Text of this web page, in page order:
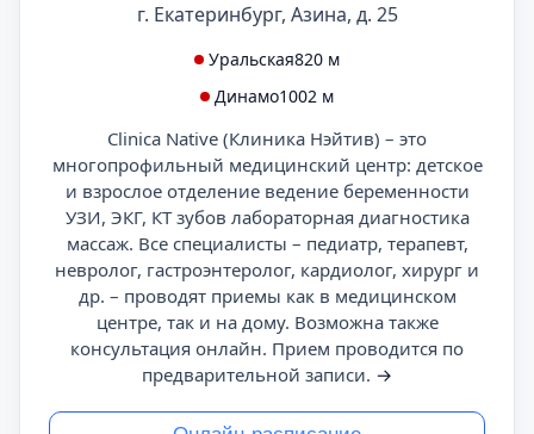
г. Екатеринбург, Азина, д. 25
Уральская820 м
Динамо1002 м
Clinica Native (Клиника Нэйтив) – это
многопрофильный медицинский центр: детское
и взрослое отделение ведение беременности
УЗИ, ЭКГ, КТ зубов лабораторная диагностика
массаж. Все специалисты – педиатр, терапевт,
невролог, гастроэнтеролог, кардиолог, хирург и
др. – проводят приемы как в медицинском
центре, так и на дому. Возможна также
консультация онлайн. Прием проводится по
предварительной записи. →